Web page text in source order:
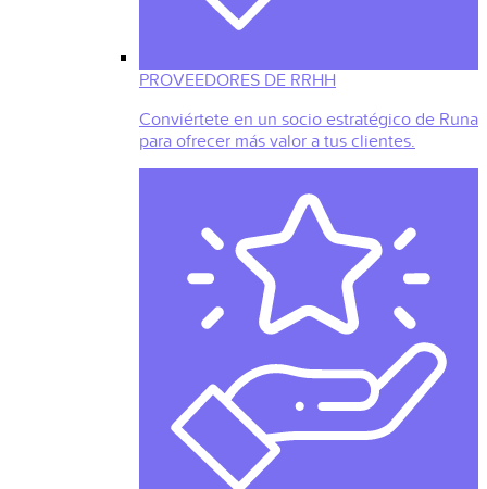
PROVEEDORES DE RRHH
Conviértete en un socio estratégico de Runa
para ofrecer más valor a tus clientes.